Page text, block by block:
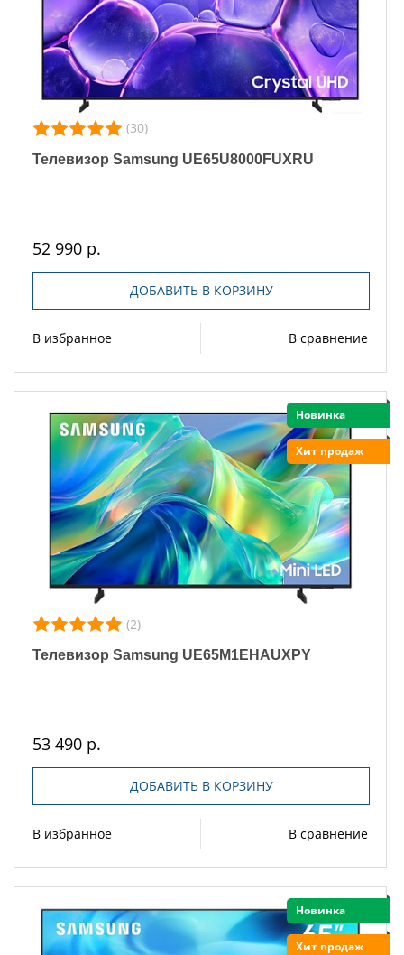
(30)
Телевизор Samsung UE65U8000FUXRU
52 990 р.
ДОБАВИТЬ В КОРЗИНУ
В избранное В сравнение
Новинка
Хит продаж
(2)
Телевизор Samsung UE65M1EHAUXPY
53 490 р.
ДОБАВИТЬ В КОРЗИНУ
В избранное В сравнение
Новинка
Хит продаж